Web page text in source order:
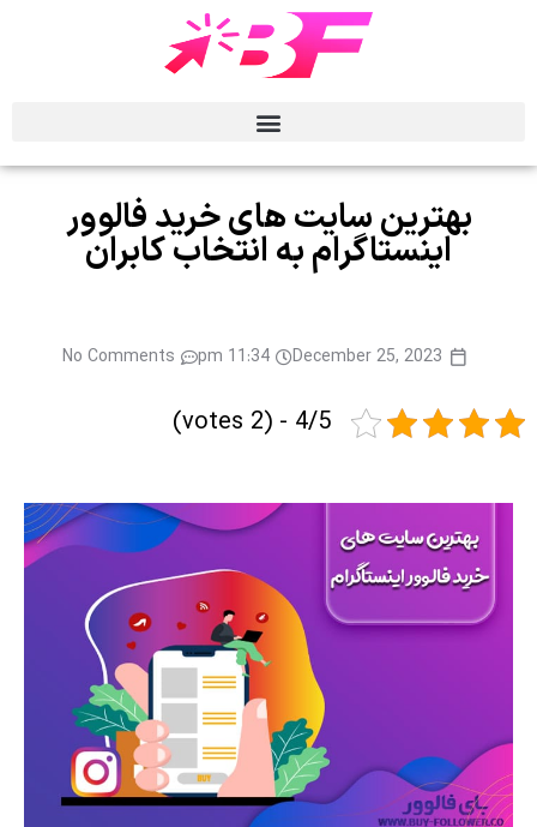
بهترین سایت‌ های خرید فالوور
اینستاگرام به انتخاب کابران
December 25, 2023
11:34 pm
No Comments
4/5 - (2 votes)